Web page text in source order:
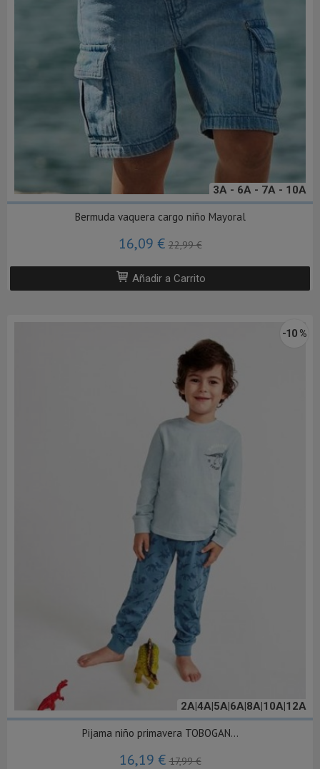
3A - 6A - 7A - 10A
Bermuda vaquera cargo niño Mayoral
16,09 €22,99 €
Añadir a Carrito
2A|4A|5A|6A|8A|10A|12A
-10 %
Pijama niño primavera TOBOGAN...
16,19 €17,99 €